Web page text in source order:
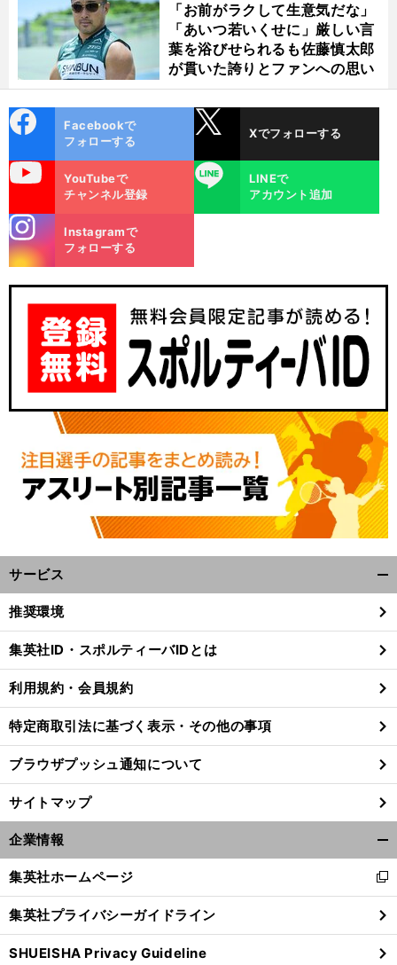
「お前がラクして生意気だな」
「あいつ若いくせに」厳しい言
葉を浴びせられるも佐藤慎太郎
が貫いた誇りとファンへの思い
ok
Facebookで
フォローする
Xでフォローする
YouTubeで
チャンネル登録
LINE
LINEで
アカウント追加
m
Instagramで
フォローする
サービス
閉
る
推奨環境
集英社ID・スポルティーバIDとは
利用規約・会員規約
特定商取引法に基づく表示・その他の事項
ブラウザプッシュ通知について
サイトマップ
企業情報
閉
る
集英社ホームページ
新
し
い
ウ
ィ
集英社プライバシーガイドライン
SHUEISHA Privacy Guideline